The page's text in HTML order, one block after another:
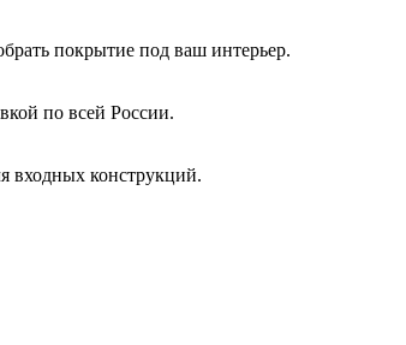
покрытие под ваш интерьер.
по всей России.
входных конструкций.